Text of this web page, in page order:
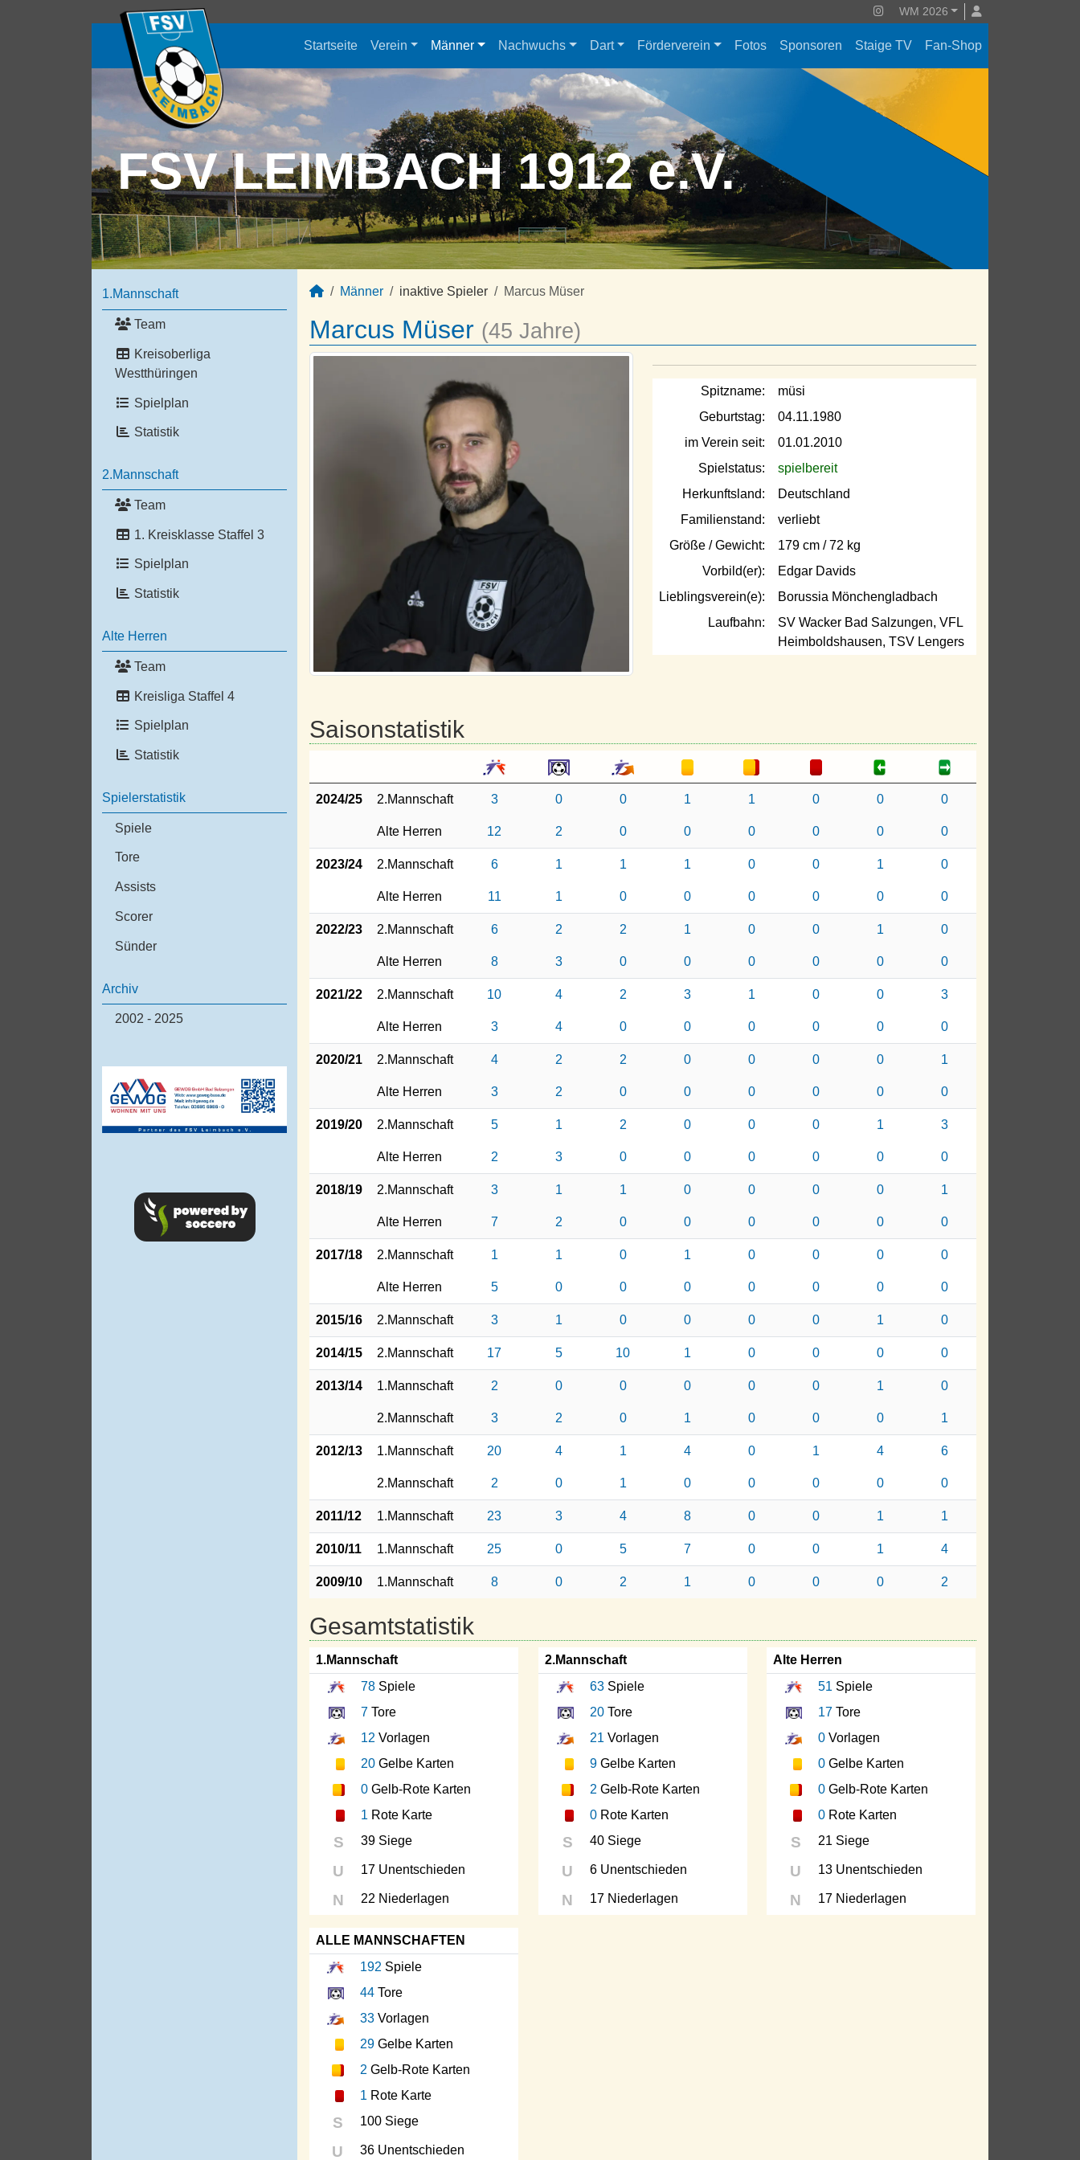
WM 2026
Startseite Verein Männer Nachwuchs Dart Förderverein Fotos Sponsoren Staige TV Fan-Shop
FSV LEIMBACH 1912 e.V.
1.Mannschaft
Team
Kreisoberliga
Westthüringen
Spielplan
Statistik
2.Mannschaft
Team
1. Kreisklasse Staffel 3
Spielplan
Statistik
Alte Herren
Team
Kreisliga Staffel 4
Spielplan
Statistik
Spielerstatistik
Spiele
Tore
Assists
Scorer
Sünder
Archiv
2002 - 2025
Männer inaktive Spieler Marcus Müser
Marcus Müser (45 Jahre)
Spitzname:
müsi
Geburtstag:
04.11.1980
im Verein seit:
01.01.2010
Spielstatus:
spielbereit
Herkunftsland:
Deutschland
Familienstand:
verliebt
Größe / Gewicht:
179 cm / 72 kg
Vorbild(er):
Edgar Davids
Lieblingsverein(e):
Borussia Mönchengladbach
Laufbahn:
SV Wacker Bad Salzungen, VFL
Heimboldshausen, TSV Lengers
Saisonstatistik
2024/25 2.Mannschaft 3 0 0 1 1 0 0 0
Alte Herren 12 2 0 0 0 0 0 0
2023/24 2.Mannschaft 6 1 1 1 0 0 1 0
Alte Herren 11 1 0 0 0 0 0 0
2022/23 2.Mannschaft 6 2 2 1 0 0 1 0
Alte Herren 8 3 0 0 0 0 0 0
2021/22 2.Mannschaft 10 4 2 3 1 0 0 3
Alte Herren 3 4 0 0 0 0 0 0
2020/21 2.Mannschaft 4 2 2 0 0 0 0 1
Alte Herren 3 2 0 0 0 0 0 0
2019/20 2.Mannschaft 5 1 2 0 0 0 1 3
Alte Herren 2 3 0 0 0 0 0 0
2018/19 2.Mannschaft 3 1 1 0 0 0 0 1
Alte Herren 7 2 0 0 0 0 0 0
2017/18 2.Mannschaft 1 1 0 1 0 0 0 0
Alte Herren 5 0 0 0 0 0 0 0
2015/16 2.Mannschaft 3 1 0 0 0 0 1 0
2014/15 2.Mannschaft 17 5 10 1 0 0 0 0
2013/14 1.Mannschaft 2 0 0 0 0 0 1 0
2.Mannschaft 3 2 0 1 0 0 0 1
2012/13 1.Mannschaft 20 4 1 4 0 1 4 6
2.Mannschaft 2 0 1 0 0 0 0 0
2011/12 1.Mannschaft 23 3 4 8 0 0 1 1
2010/11 1.Mannschaft 25 0 5 7 0 0 1 4
2009/10 1.Mannschaft 8 0 2 1 0 0 0 2
Gesamtstatistik
1.Mannschaft
78 Spiele
7 Tore
12 Vorlagen
20 Gelbe Karten
0 Gelb-Rote Karten
1 Rote Karte
S 39 Siege
U 17 Unentschieden
N 22 Niederlagen
2.Mannschaft
63Spiele
20Tore
21 Vorlagen
9Gelbe Karten
2 Gelb-Rote Karten
0Rote Karten
S 40 Siege
U 6 Unentschieden
N 17 Niederlagen
Alte Herren
51 Spiele
17 Tore
0 Vorlagen
0 Gelbe Karten
0 Gelb-Rote Karten
0 Rote Karten
S 21 Siege
U 13 Unentschieden
N 17 Niederlagen
ALLE MANNSCHAFTEN
192 Spiele
44 Tore
33 Vorlagen
29 Gelbe Karten
2 Gelb-Rote Karten
1 Rote Karte
S 100 Siege
U 36 Unentschieden